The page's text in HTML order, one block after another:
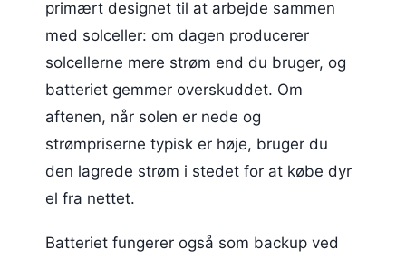
primært designet til at arbejde sammen
med solceller: om dagen producerer
solcellerne mere strøm end du bruger, og
batteriet gemmer overskuddet. Om
aftenen, når solen er nede og
strømpriserne typisk er høje, bruger du
den lagrede strøm i stedet for at købe dyr
el fra nettet.
Batteriet fungerer også som backup ved